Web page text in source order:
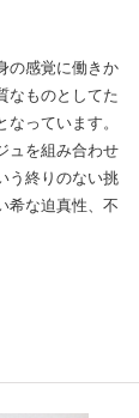
の感覚に働きか
なものとしてた
っています。
ュを組み合わせ
う終りのない挑
希な迫真性、不